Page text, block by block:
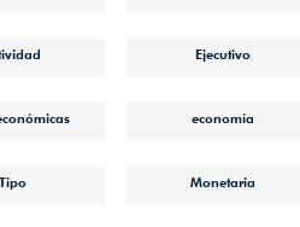
Ejecutivo
economía
Tipo Monetaria